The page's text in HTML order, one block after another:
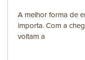
A melhor forma de
importa. Com a
voltam a